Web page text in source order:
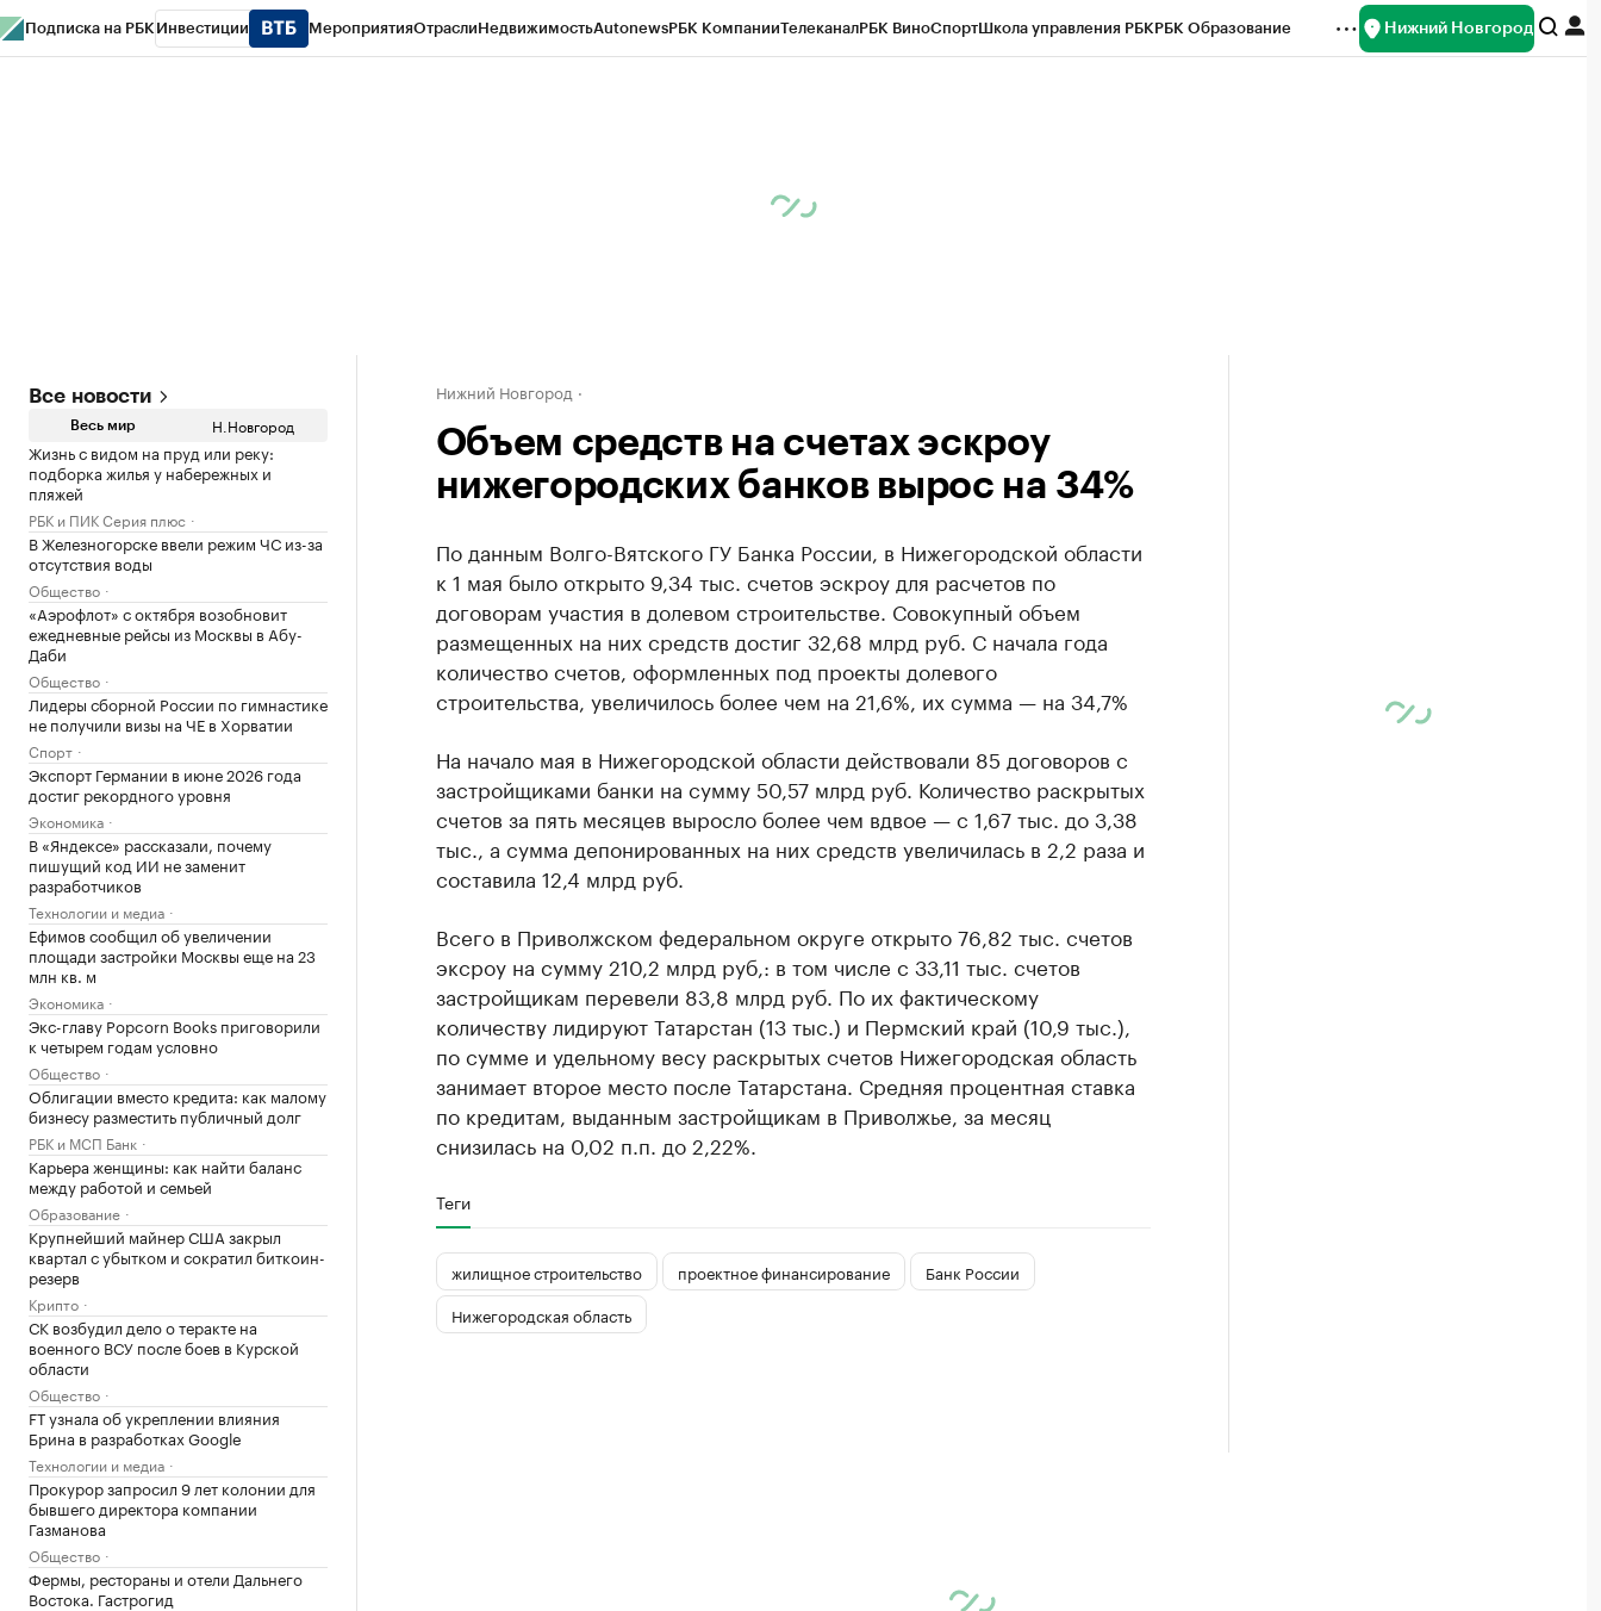
Подписка на РБК Инвестиции МероприятияОтраслиНедвижимостьAutonewsРБК КомпанииТелеканалРБК ВиноСпортШкола управления РБКРБК Образование Нижний Новгород
Все новости
Весь мир Н.Новгород
Жизнь с видом на пруд или реку:
подборка жилья у набережных и
пляжей
РБК и ПИК Серия плюс
В Железногорске ввели режим ЧС из-за
отсутствия воды
Общество
«Аэрофлот» с октября возобновит
ежедневные рейсы из Москвы в Абу-
Даби
Общество
Лидеры сборной России по гимнастике
не получили визы на ЧЕ в Хорватии
Спорт
Экспорт Германии в июне 2026 года
достиг рекордного уровня
Экономика
В «Яндексе» рассказали, почему
пишущий код ИИ не заменит
разработчиков
Технологии и медиа
Ефимов сообщил об увеличении
площади застройки Москвы еще на 23
млн кв. м
Экономика
Экс-главу Popcorn Books приговорили
к четырем годам условно
Общество
Облигации вместо кредита: как малому
бизнесу разместить публичный долг
РБК и МСП Банк
Карьера женщины: как найти баланс
между работой и семьей
Образование
Крупнейший майнер США закрыл
квартал с убытком и сократил биткоин-
резерв
Крипто
СК возбудил дело о теракте на
военного ВСУ после боев в Курской
области
Общество
FT узнала об укреплении влияния
Брина в разработках Google
Технологии и медиа
Прокурор запросил 9 лет колонии для
бывшего директора компании
Газманова
Общество
Фермы, рестораны и отели Дальнего
Востока. Гастрогид
Нижний Новгород
Объем средств на счетах эскроу
нижегородских банков вырос на 34%
По данным Волго-Вятского ГУ Банка России, в Нижегородской области
к 1 мая было открыто 9,34 тыс. счетов эскроу для расчетов по
договорам участия в долевом строительстве. Совокупный объем
размещенных на них средств достиг 32,68 млрд руб. С начала года
количество счетов, оформленных под проекты долевого
строительства, увеличилось более чем на 21,6%, их сумма — на 34,7%
На начало мая в Нижегородской области действовали 85 договоров с
застройщиками банки на сумму 50,57 млрд руб. Количество раскрытых
счетов за пять месяцев выросло более чем вдвое — с 1,67 тыс. до 3,38
тыс., а сумма депонированных на них средств увеличилась в 2,2 раза и
составила 12,4 млрд руб.
Всего в Приволжском федеральном округе открыто 76,82 тыс. счетов
эксроу на сумму 210,2 млрд руб,: в том числе с 33,11 тыс. счетов
застройщикам перевели 83,8 млрд руб. По их фактическому
количеству лидируют Татарстан (13 тыс.) и Пермский край (10,9 тыс.),
по сумме и удельному весу раскрытых счетов Нижегородская область
занимает второе место после Татарстана. Средняя процентная ставка
по кредитам, выданным застройщикам в Приволжье, за месяц
снизилась на 0,02 п.п. до 2,22%.
Теги
жилищное строительство проектное финансирование
Банк России
Нижегородская область